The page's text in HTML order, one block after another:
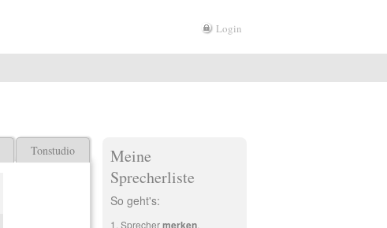
Login
Tonstudio
Meine
Sprecherliste
So geht's:
Sprechermerken.